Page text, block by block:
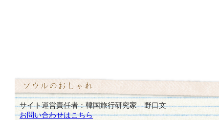
サイト運営責任者：韓国旅行研究家 野口文
お問い合わせはこちら